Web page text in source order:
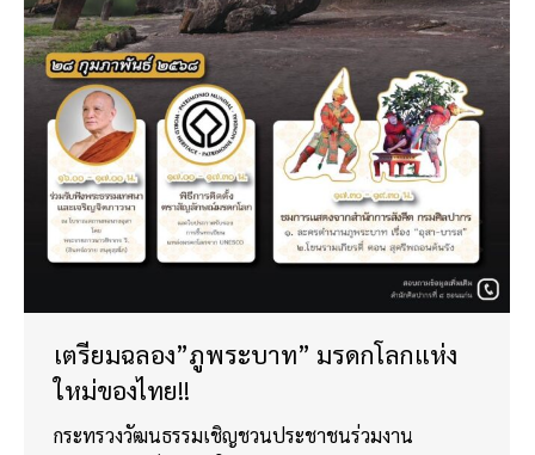
เตรียมฉลอง”ภูพระบาท” มรดกโลกแห่ง
ใหม่ของไทย!!
กระทรวงวัฒนธรรมเชิญชวนประชาชนร่วมงาน